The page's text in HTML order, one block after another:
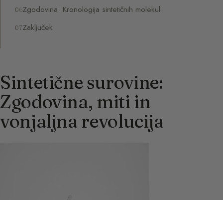
Zgodovina: Kronologija sintetičnih molekul
Zaključek
Sintetične surovine:
Zgodovina, miti in
vonjaljna revolucija